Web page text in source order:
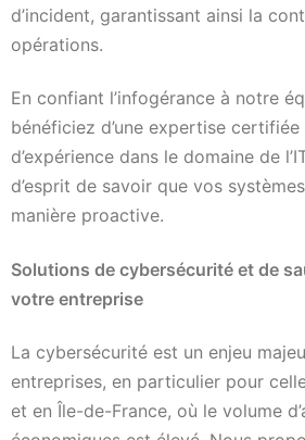
d’incident, garantissant ainsi la
opérations.
En confiant l’infogérance à notre
bénéficiez d’une expertise
d’expérience dans le domaine de
d’esprit de savoir que vos
manière proactive.
Solutions de cybersécurité et de
votre entreprise
La cybersécurité est un enjeu
entreprises, en particulier pour
et en Île-de-France, où le volume